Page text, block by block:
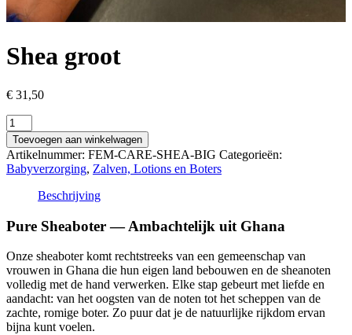
Shea groot
€ 31,50
Shea
groot
aantal
Toevoegen aan winkelwagen
Artikelnummer: FEM-CARE-SHEA-BIG Categorieën:
Babyverzorging, Zalven, Lotions en Boters
Beschrijving
Pure Sheaboter — Ambachtelijk uit Ghana
Onze sheaboter komt rechtstreeks van een gemeenschap van
vrouwen in Ghana die hun eigen land bebouwen en de sheanoten
volledig met de hand verwerken. Elke stap gebeurt met liefde en
aandacht: van het oogsten van de noten tot het scheppen van de
zachte, romige boter. Zo puur dat je de natuurlijke rijkdom ervan
bijna kunt voelen.